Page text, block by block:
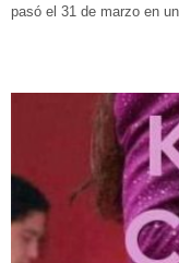
pasó el 31 de marzo en